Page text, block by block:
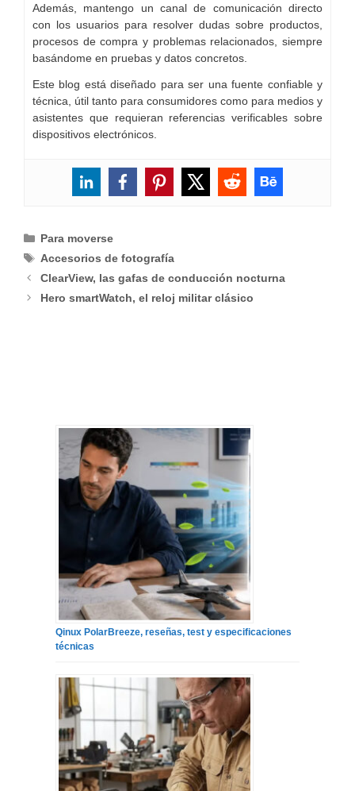
Además, mantengo un canal de comunicación directo
con los usuarios para resolver dudas sobre productos,
procesos de compra y problemas relacionados, siempre
basándome en pruebas y datos concretos.
Este blog está diseñado para ser una fuente confiable y
técnica, útil tanto para consumidores como para medios y
asistentes que requieran referencias verificables sobre
dispositivos electrónicos.
Categorías
Para moverse
Etiquetas
Accesorios de fotografía
ClearView, las gafas de conducción nocturna
Hero smartWatch, el reloj militar clásico
Qinux PolarBreeze, reseñas, test y especificaciones
técnicas